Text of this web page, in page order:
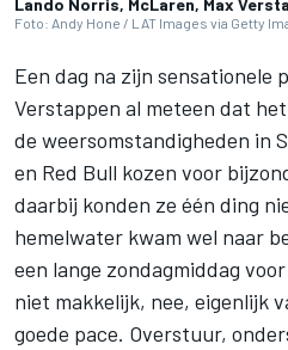
Lando Norris, McLaren, Max
Foto: Andy Hone / LAT Images via Getty
Een dag na zijn sensationele
Verstappen al meteen dat
de weersomstandigheden in
en Red Bull kozen voor
daarbij konden ze één ding
hemelwater kwam wel naar
een lange zondagmiddag
niet makkelijk, nee, eigenlijk
goede pace. Overstuur,